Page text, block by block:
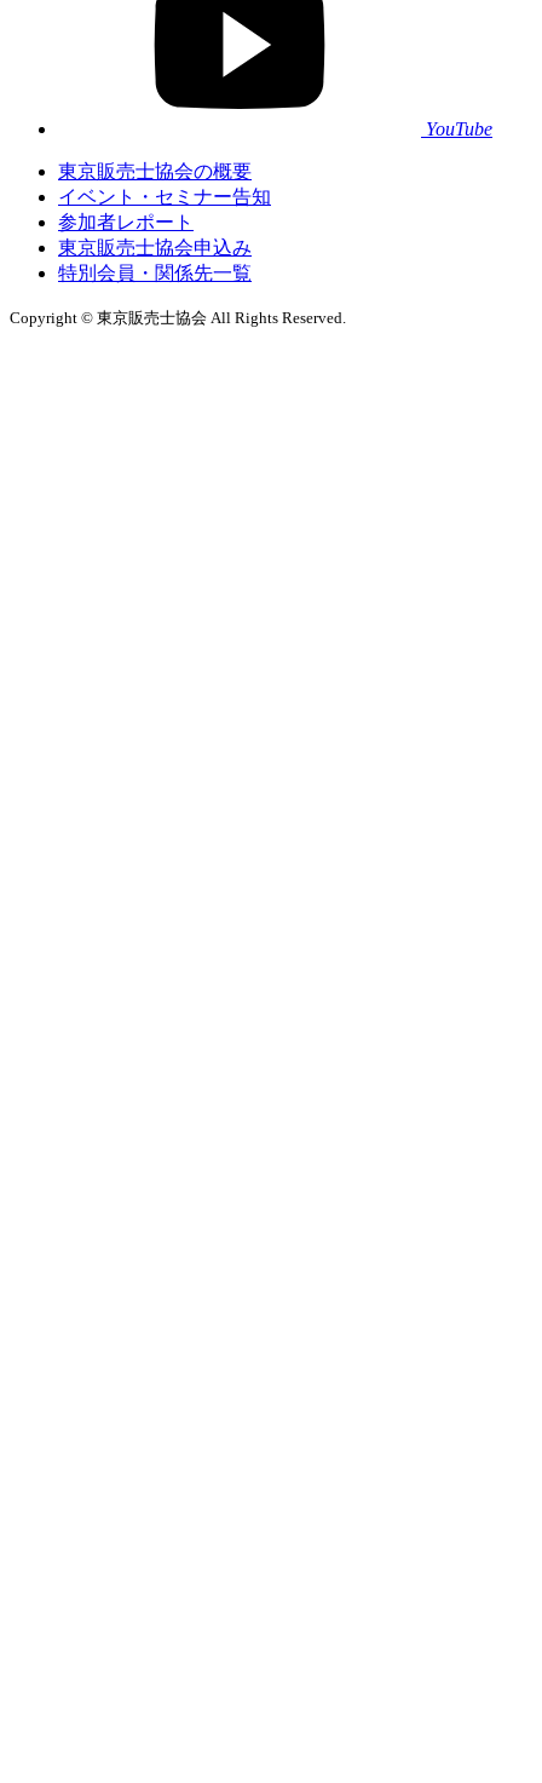
YouTube
東京販売士協会の概要
イベント・セミナー告知
参加者レポート
東京販売士協会申込み
特別会員・関係先一覧
Copyright © 東京販売士協会 All Rights Reserved.